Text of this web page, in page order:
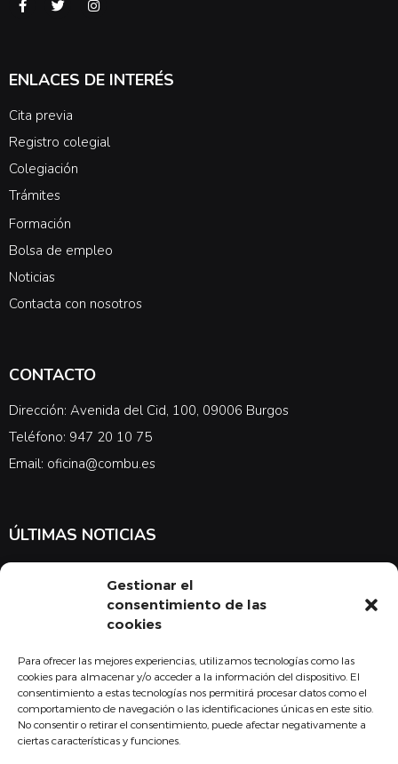
Gestionar el
consentimiento de las
cookies
Para ofrecer las mejores experiencias, utilizamos tecnologías como las
cookies para almacenar y/o acceder a la información del dispositivo. El
consentimiento a estas tecnologías nos permitirá procesar datos como el
comportamiento de navegación o las identificaciones únicas en este sitio.
No consentir o retirar el consentimiento, puede afectar negativamente a
ciertas características y funciones.
ENLACES DE INTERÉS
Cita previa
Registro colegial
Colegiación
Trámites
Formación
Bolsa de empleo
Noticias
Contacta con nosotros
CONTACTO
Dirección: Avenida del Cid, 100, 09006 Burgos
Teléfono: 947 20 10 75
Email: oficina@combu.es
ÚLTIMAS NOTICIAS
noticias en cuanto a medicina y el COMBU
Acepto la política de privacidad
Suscribirse